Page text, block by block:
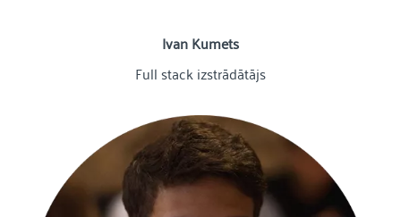
Ivan Kumets
Full stack izstrādātājs